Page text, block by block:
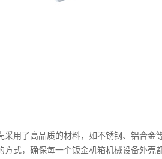
采用了高品质的材料，如不锈钢、铝合
式，确保每一个钣金机箱机械设备外壳